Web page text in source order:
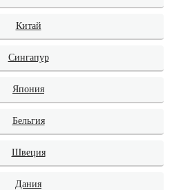
Китай
Сингапур
Япония
Бельгия
Швеция
Дания